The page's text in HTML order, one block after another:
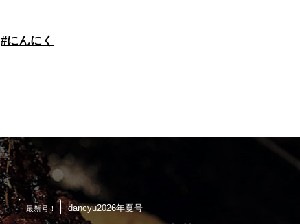
#にんにく
最新号！ dancyu2026年夏号